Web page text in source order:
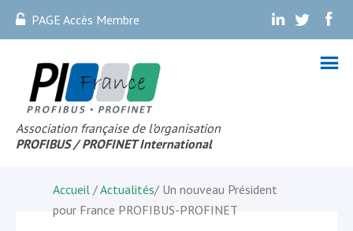
PAGE Accès Membre . . .
Association française de l’organisation
PROFIBUS / PROFINET International
Accueil /Actualités/ Un nouveau Président
pour France PROFIBUS-PROFINET